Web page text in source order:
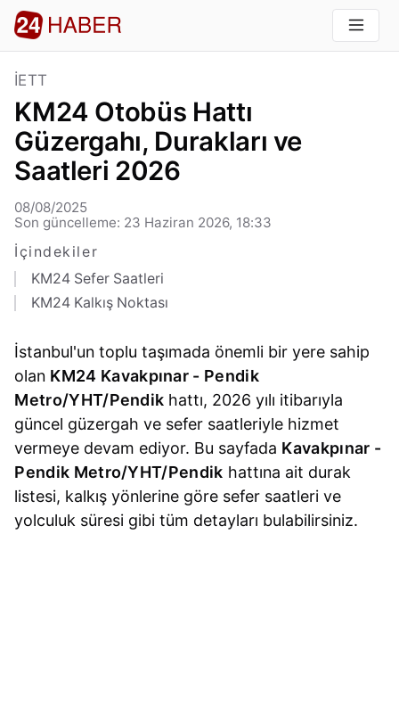
İETT
KM24 Otobüs Hattı
Güzergahı, Durakları ve
Saatleri 2026
08/08/2025
Son güncelleme: 23 Haziran 2026, 18:33
İçindekiler
KM24 Sefer Saatleri
KM24 Kalkış Noktası
İstanbul'un toplu taşımada önemli bir yere sahip
olan KM24 Kavakpınar - Pendik
Metro/YHT/Pendik hattı, 2026 yılı itibarıyla
güncel güzergah ve sefer saatleriyle hizmet
vermeye devam ediyor. Bu sayfada Kavakpınar -
Pendik Metro/YHT/Pendik hattına ait durak
listesi, kalkış yönlerine göre sefer saatleri ve
yolculuk süresi gibi tüm detayları bulabilirsiniz.